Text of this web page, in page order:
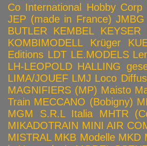
Co International Hobby Corp
JEP (made in France) JMBG
BUTLER
KEMBEL
KOMBIMODELL
Krüger
Editions LDT LE.MODELS
LH-LEOPOLD HALLING
LIMA/JOUEF LMJ Loco
MAGNIFIERS (MP) Maisto
Train MECCANO (Bobigny)
MGM S.R.L Italia
MHTR
MIKADOTRAIN MINI AIR
MISTRAL MKB Modelle MKD